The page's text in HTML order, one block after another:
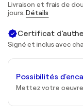
Livraison et frais de
jours.Détails
Certificat
Signé et inclus avec
Possibilités
Mettez votre